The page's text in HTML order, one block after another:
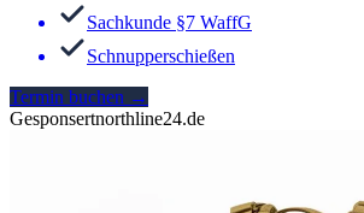
Sachkunde §7 WaffG
Schnupperschießen
Termin buchen →
Gesponsertnorthline24.de